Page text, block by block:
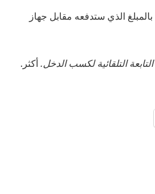
بالمبلغ الذي ستدفعه مقابل جهاز
أكثر.